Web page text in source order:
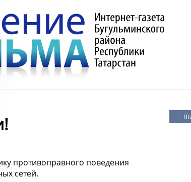
противоправного поведения
сетей.